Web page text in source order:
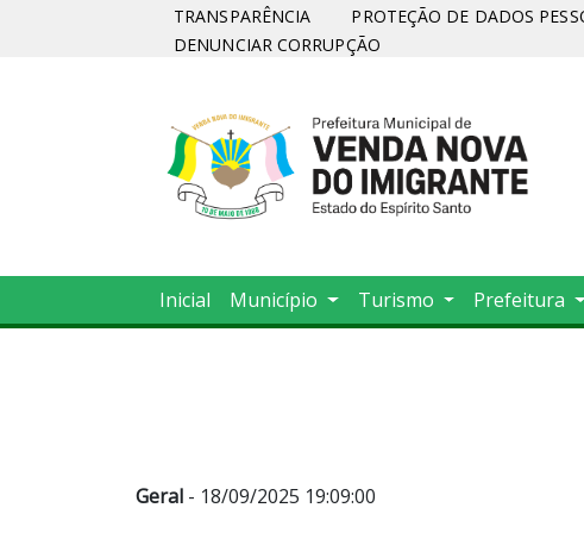
TRANSPARÊNCIA PROTEÇÃO DE DADOS
DENUNCIAR CORRUPÇÃO
Inicial Município Turismo Prefeitura
Geral - 18/09/2025 19:09:00